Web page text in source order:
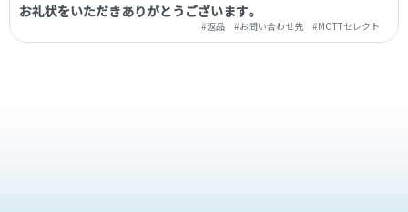
お礼状をいただきありがとうござ い ま す 。
#返品 #お問い合わせ先 #MOTTセレクト